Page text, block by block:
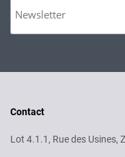
Contact
Lot 4.1.1, Rue des Usines,